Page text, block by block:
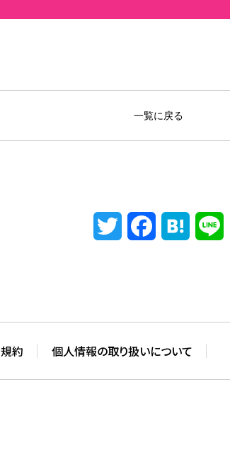
一覧に戻る
Twitter FacebookHatena
約 個人情報の取り扱いについて